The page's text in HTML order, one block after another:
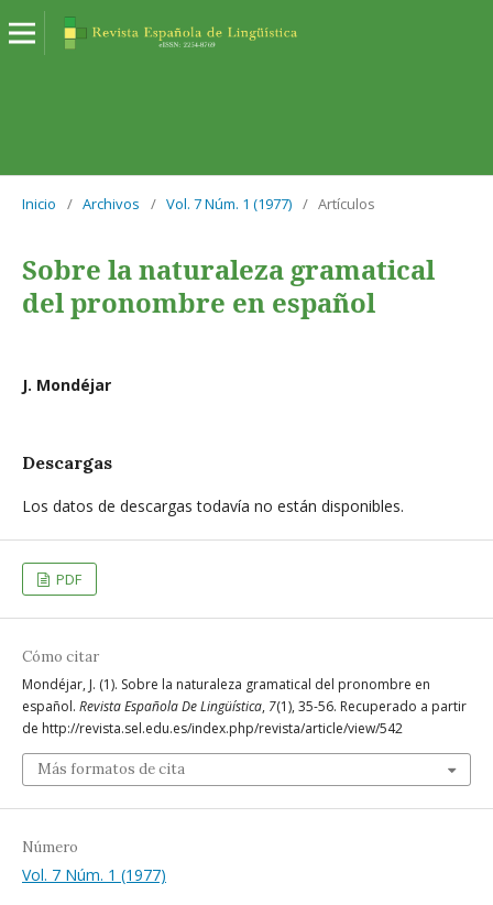
Inicio / Archivos / Vol. 7 Núm. 1 (1977) / Artículos
Sobre la naturaleza gramatical
del pronombre en español
J. Mondéjar
Descargas
Los datos de descargas todavía no están disponibles.
PDF
Cómo citar
Mondéjar, J. (1). Sobre la naturaleza gramatical del pronombre en
español. Revista Española De Lingüística, 7(1), 35-56. Recuperado a partir
de http://revista.sel.edu.es/index.php/revista/article/view/542
Más formatos de cita
Número
Vol. 7 Núm. 1 (1977)